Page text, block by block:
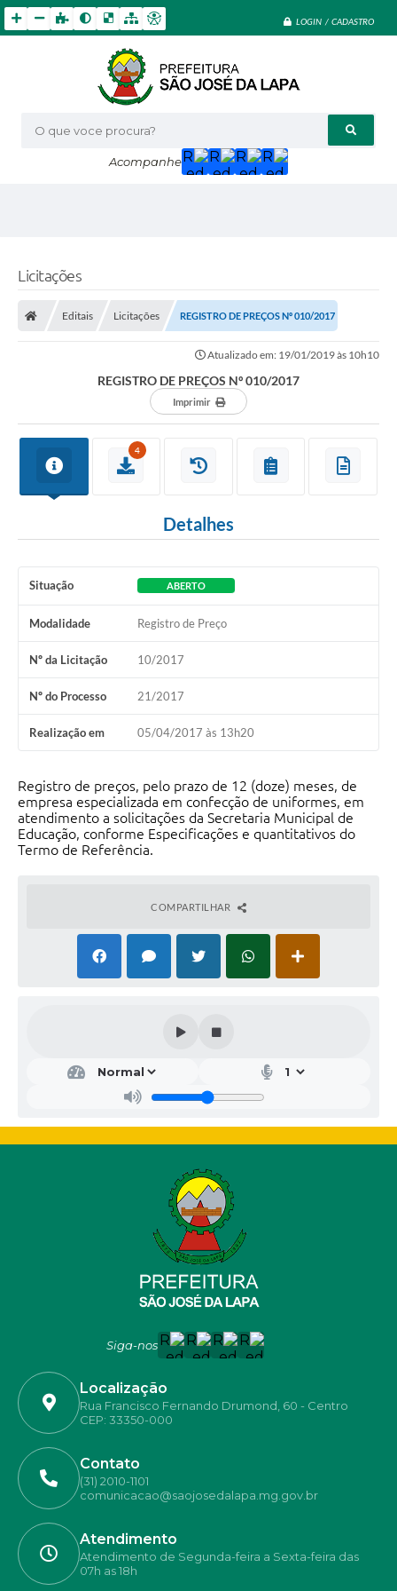
LOGIN / CADASTRO
O que voce procura?
Acompanhe
Licitações
Editais Licitações REGISTRO DE PREÇOS Nº 010/2017
Atualizado em: 19/01/2019 às 10h10
REGISTRO DE PREÇOS Nº 010/2017
Imprimir
4
Detalhes
Situação ABERTO
Modalidade Registro de Preço
Nº da Licitação 10/2017
Nº do Processo 21/2017
Realização em 05/04/2017 às 13h20
Registro de preços, pelo prazo de 12 (doze) meses, de
empresa especializada em confecção de uniformes, em
atendimento a solicitações da Secretaria Municipal de
Educação, conforme Especificações e quantitativos do
Termo de Referência.
COMPARTILHAR
Siga-nos
Localização
Rua Francisco Fernando Drumond, 60 - Centro
CEP: 33350-000
Contato
(31) 2010-1101
comunicacao@saojosedalapa.mg.gov.br
Atendimento
Atendimento de Segunda-feira a Sexta-feira das
07h as 18h